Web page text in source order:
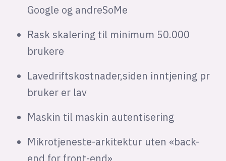
Google og andreSoMe
Rask skalering til minimum 50.000
brukere
Lavedriftskostnader,siden inntjening pr
bruker er lav
Maskin til maskin autentisering
Mikrotjeneste-arkitektur uten «back-
end for front-end»